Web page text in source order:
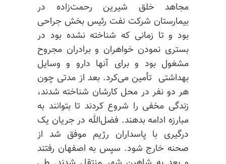
مجاهد خلق شیرین رحمت‌زاده در
بیمارستان شرکت نفت رئیس بخش جراحی
بود و تا زمانی که شناخته نشده بود در
بستری نمودن خواهران و برادران مجروح
مشغول بود و برای آنها دارو و وسایل
بهداشتی تأمین می‌کرد. بعد از مدتی چون
هر دو نفر در محل کارشان شناخته شدند،
زندگی مخفی را شروع کردند تا بتوانند به
مبارزه ادامه بدهند. فضل‌الله در جریان یک
درگیری با پاسداران رژیم موفق شد از
صحنه خارج شود. سپس به اصفهان رفتند